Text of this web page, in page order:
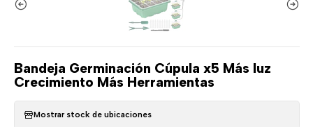
Bandeja Germinación Cúpula x5 Más luz
Crecimiento Más Herramientas
Mostrar stock de ubicaciones